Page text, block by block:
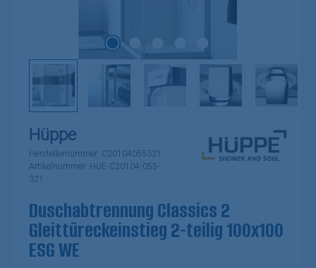
Hüppe
Herstellernummer: C20104055321
Artikelnummer: HUE-C20104-055-
321
Duschabtrennung Classics 2
Gleittüreckeinstieg 2-teilig 100x100
ESG WE